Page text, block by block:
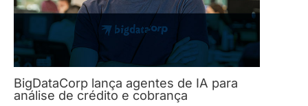
BigDataCorp lança agentes de IA para
análise de crédito e cobrança